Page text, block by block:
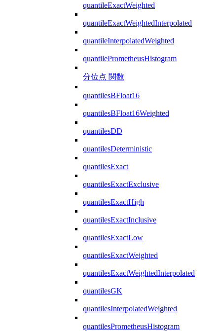
quantileExactWeighted
quantileExactWeightedInterpolated
quantileInterpolatedWeighted
quantilePrometheusHistogram
分位点 関数
quantilesBFloat16
quantilesBFloat16Weighted
quantilesDD
quantilesDeterministic
quantilesExact
quantilesExactExclusive
quantilesExactHigh
quantilesExactInclusive
quantilesExactLow
quantilesExactWeighted
quantilesExactWeightedInterpolated
quantilesGK
quantilesInterpolatedWeighted
quantilesPrometheusHistogram